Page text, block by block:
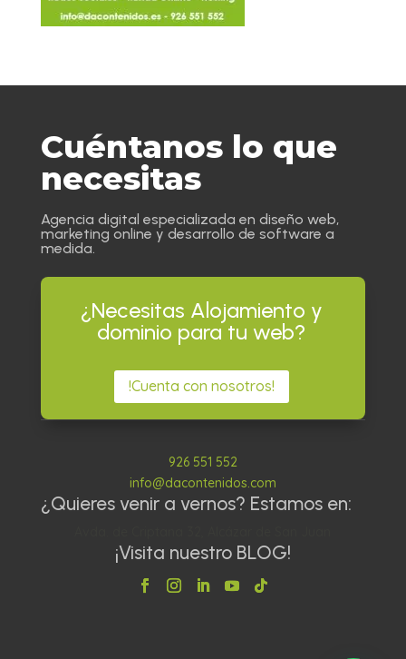
Cuéntanos lo que
necesitas
Agencia digital especializada en diseño web,
marketing online y desarrollo de software a
medida.
¿Necesitas Alojamiento y
dominio para tu web?
!Cuenta con nosotros!
926 551 552
info@dacontenidos.com
¿Quieres venir a vernos? Estamos en:
¡Visita nuestro BLOG!